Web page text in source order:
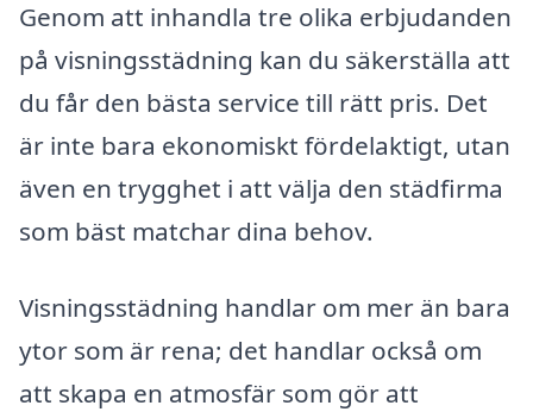
Genom att inhandla tre olika erbjudanden
på visningsstädning kan du säkerställa att
du får den bästa service till rätt pris. Det
är inte bara ekonomiskt fördelaktigt, utan
även en trygghet i att välja den städfirma
som bäst matchar dina behov.
Visningsstädning handlar om mer än bara
ytor som är rena; det handlar också om
att skapa en atmosfär som gör att